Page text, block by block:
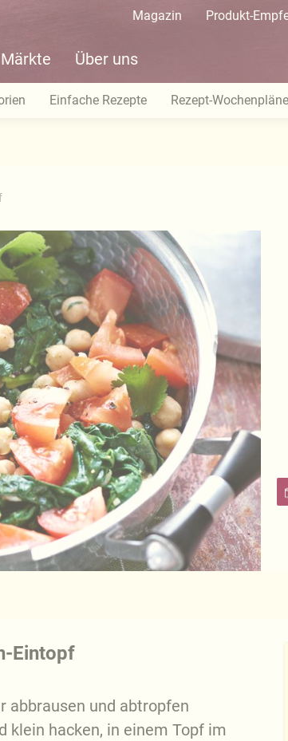
Magazin Produkt-
Märkte Über uns
Einfache Rezepte Rezept-Wochenpläne
Eintopf
abbrausen und abtropfen
klein hacken, in einem Topf im